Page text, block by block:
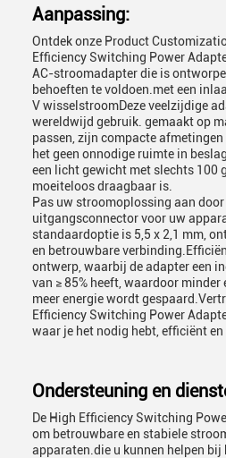
Aanpassing:
Ontdek onze Product
Efficiency Switching Power
AC-stroomadapter die is
behoeften te voldoen.met een
V wisselstroomDeze veelzijdige
wereldwijd gebruik. gemaakt op
passen, zijn compacte
het geen onnodige ruimte in
een licht gewicht met slechts 100
moeiteloos draagbaar is.
Pas uw stroomoplossing aan door
uitgangsconnector voor uw
standaardoptie is 5,5 x 2,1 mm,
en betrouwbare
ontwerp, waarbij de adapter een
van ≥ 85% heeft, waardoor
meer energie wordt
Efficiency Switching Power
waar je het nodig hebt, efficiënt en
Ondersteuning en
De High Efficiency Switching
om betrouwbare en stabiele
apparaten.die u kunnen helpen bij